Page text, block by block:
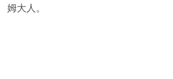
姆大人。